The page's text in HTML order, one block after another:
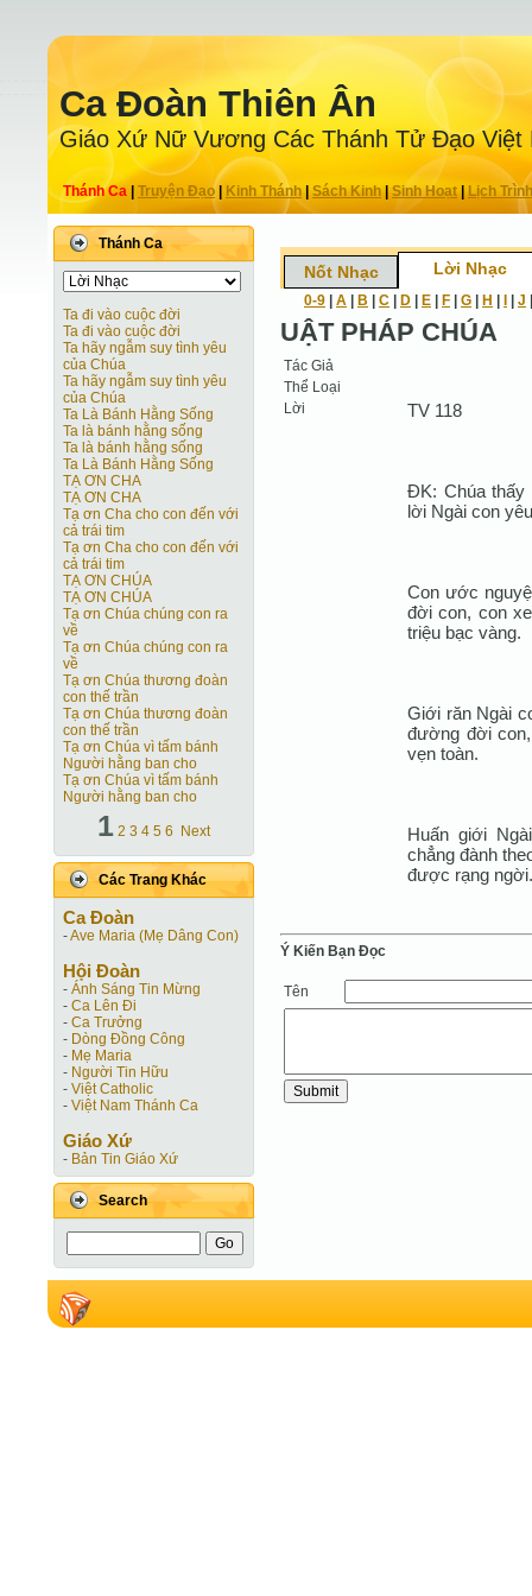
Ca Ðoàn Thiên Ân
Giáo Xứ Nữ Vương Các Thánh Tử Ðạo Việt
Thánh Ca Truyện Ðạo| Kinh Thánh Sách Kinh|Sinh Hoạt| Lịch Trình
Thánh Ca
Ta đi vào cuộc đời
Ta đi vào cuộc đời
Ta hãy ngẫm suy tình yêu
của Chúa
Ta hãy ngẫm suy tình yêu
của Chúa
Ta Là Bánh Hằng Sống
Ta là bánh hằng sống
Ta là bánh hằng sống
Ta Là Bánh Hằng Sống
TẠ ƠN CHA
TẠ ƠN CHA
Tạ ơn Cha cho con đến với
cả trái tim
Tạ ơn Cha cho con đến với
cả trái tim
TẠ ƠN CHÚA
TẠ ƠN CHÚA
Tạ ơn Chúa chúng con ra
về
Tạ ơn Chúa chúng con ra
về
Tạ ơn Chúa thương đoàn
con thế trần
Tạ ơn Chúa thương đoàn
con thế trần
Tạ ơn Chúa vì tấm bánh
Người hằng ban cho
Tạ ơn Chúa vì tấm bánh
Người hằng ban cho
1 2 3 4 5 6 Next
Các Trang Khác
Ca Ðoàn
-Ave Maria (Mẹ Dâng Con)
Hội Ðoàn
- Ánh Sáng Tin Mừng
- Ca Lên Đi
- Ca Trưởng
- Dòng Đồng Công
- Mẹ Maria
- Người Tin Hữu
- Việt Catholic
- Việt Nam Thánh Ca
Giáo Xứ
- Bản Tin Giáo Xứ
Search
Nốt Nhạc Lời Nhạc
0-9 A B C D E F G H J
UẬT PHÁP CHÚA
Tác Giả
Thể Loại
Lời
TV 118
ĐK: Chúa thấy
lời Ngài con
Con ước
đời con, con
triệu bạc vàng.
Giới răn Ngài
đường đời
vẹn toàn.
Huấn giới
chẳng đành
được rạng ngời.
Ý Kiến Bạn Ðọc
Tên